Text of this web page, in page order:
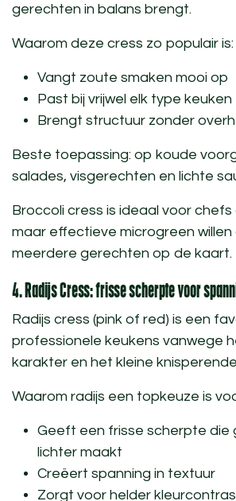
gerechten in balans brengt.
Waarom deze cress zo populair is:
Vangt zoute smaken mooi op
Past bij vrijwel elk type keuken
Brengt structuur zonder
Beste toepassing: op koude
salades, visgerechten en lichte
Broccoli cress is ideaal voor
maar effectieve microgreen willen
meerdere gerechten op de kaart.
4. Radijs Cress: frisse scherpte voor
Radijs cress (pink of red) is een
professionele keukens vanwege
karakter en het kleine
Waarom radijs een topkeuze is
Geeft een frisse scherpte die
lichter maakt
Creëert spanning in textuur
Zorgt voor helder